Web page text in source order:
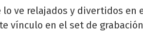
lo ve relajados y divertidos en
vínculo en el set de